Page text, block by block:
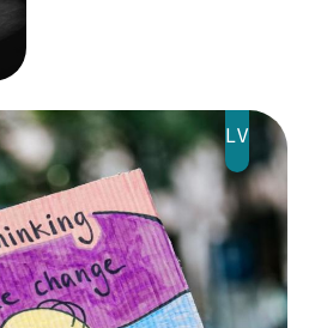
Arhīvs
LAMPĀ 2026
Ziedo
Veikals
LV